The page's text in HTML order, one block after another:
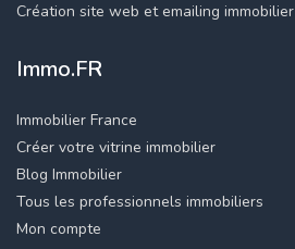
Création site web et emailing immobilier
Immo.FR
Immobilier France
Créer votre vitrine immobilier
Blog Immobilier
Tous les professionnels immobiliers
Mon compte